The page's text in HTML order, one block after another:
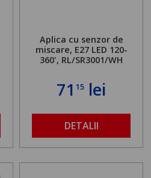
Aplica cu senzor de
miscare, E27 LED 120-
360', RL/SR3001/WH
7115 lei
DETALII